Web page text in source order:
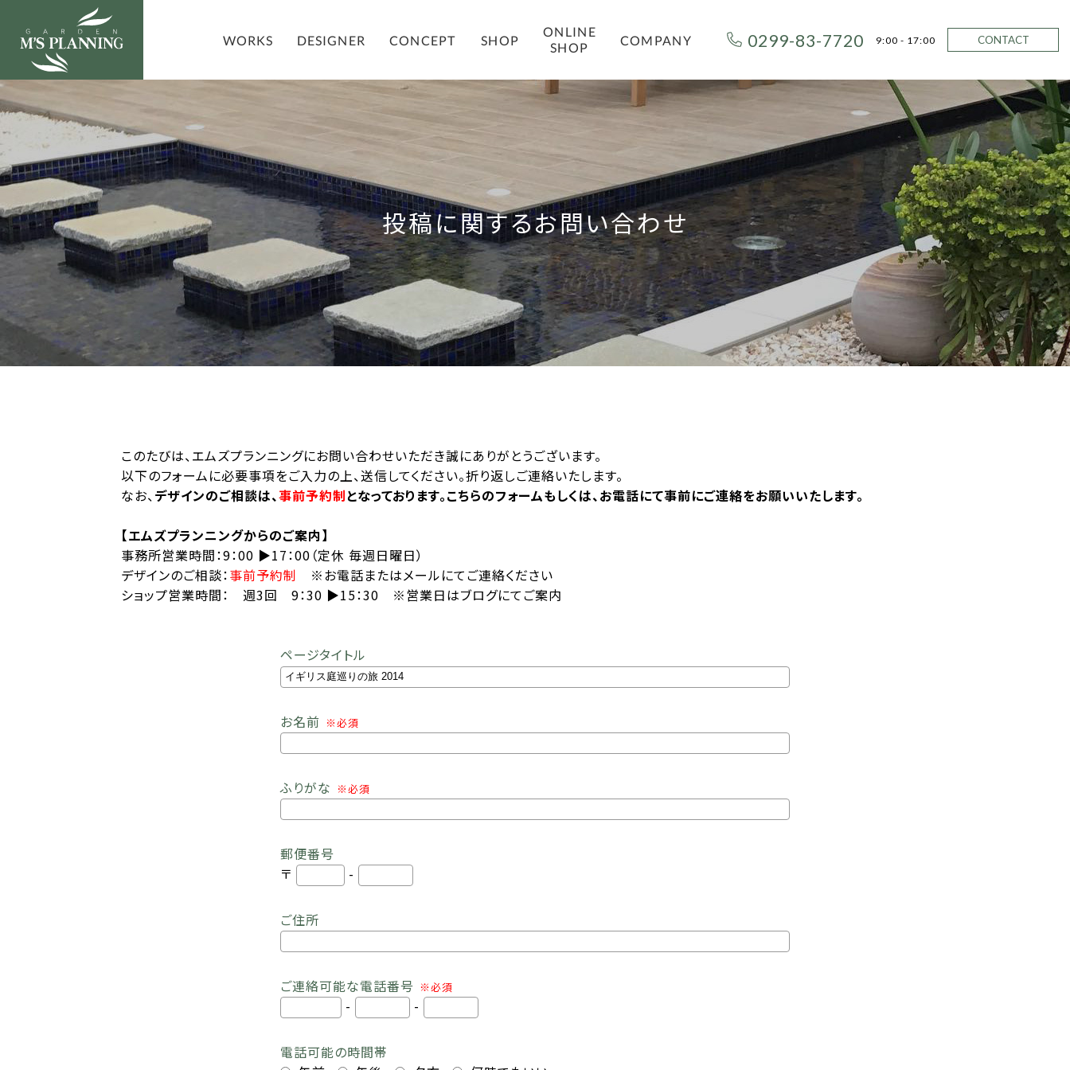
WORKS DESIGNER CONCEPT SHOP
ONLINE
SHOP COMPANY 0299-83-7720 9:00 - 17:00 CONTACT
投稿に関するお問い合わせ
このたびは、エムズプランニングにお問い合わせいただき誠にありがとうございます。
以下のフォームに必要事項をご入力の上、送信してください。折り返しご連絡いたします。
なお、デザインのご相談は、事前予約制となっております。こちらのフォームもしくは、お電話にて事前にご連絡をお願いいたします。
【エムズプランニングからのご案内】
事務所営業時間：9：00 ▶︎17：00（定休 毎週日曜日）
デザインのご相談：事前予約制 ※お電話またはメールにてご連絡ください
ショップ営業時間： 週3回 9：30 ▶︎15：30 ※営業日はブログにてご案内
ページタイトル
お名前 ※必須
ふりがな ※必須
郵便番号
〒
-
ご住所
ご連絡可能な電話番号 ※必須
- -
電話可能の時間帯